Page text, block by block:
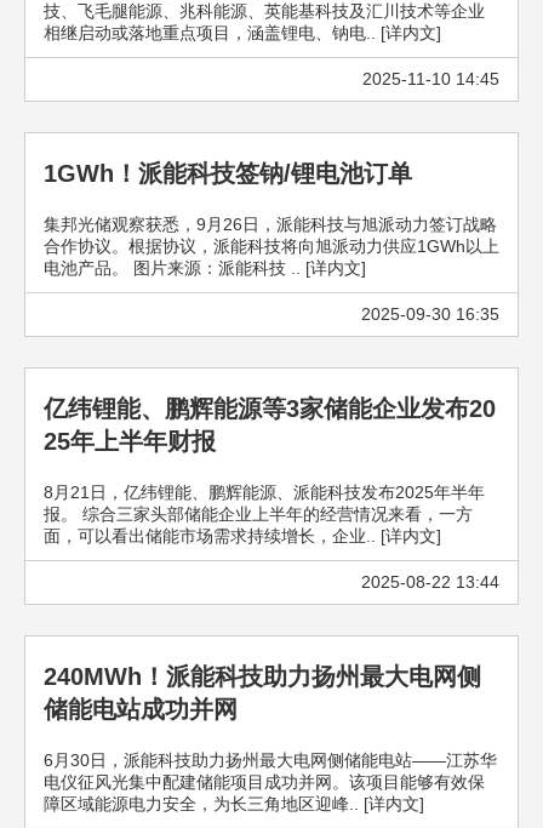
技、飞毛腿能源、兆科能源、英能基科技及汇川技术等企业
相继启动或落地重点项目，涵盖锂电、钠电.. [详内文]
2025-11-10 14:45
1GWh！派能科技签钠/锂电池订单
集邦光储观察获悉，9月26日，派能科技与旭派动力签订战略
合作协议。根据协议，派能科技将向旭派动力供应1GWh以上
电池产品。 图片来源：派能科技 .. [详内文]
2025-09-30 16:35
亿纬锂能、鹏辉能源等3家储能企业发布20
25年上半年财报
8月21日，亿纬锂能、鹏辉能源、派能科技发布2025年半年
报。 综合三家头部储能企业上半年的经营情况来看，一方
面，可以看出储能市场需求持续增长，企业.. [详内文]
2025-08-22 13:44
240MWh！派能科技助力扬州最大电网侧
储能电站成功并网
6月30日，派能科技助力扬州最大电网侧储能电站——江苏华
电仪征风光集中配建储能项目成功并网。该项目能够有效保
障区域能源电力安全，为长三角地区迎峰.. [详内文]